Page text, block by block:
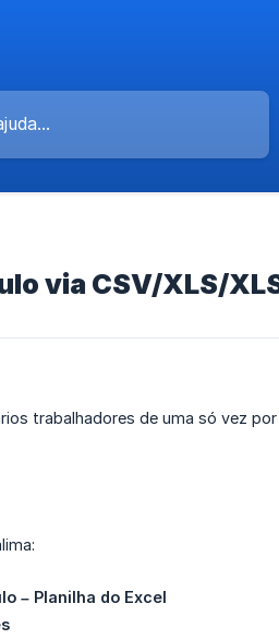
via CSV/XLS/
trabalhadores de uma só vez
– Planilha do Excel